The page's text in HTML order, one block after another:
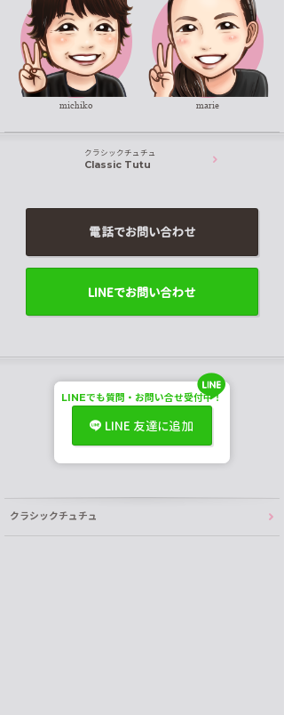
michiko marie
クラシックチュチュ
Classic Tutu
電話でお問い合わせ
LINEでお問い合わせ
LINEでも質問・お問い合せ受付中！
LINE 友達に追加
クラシックチュチュ